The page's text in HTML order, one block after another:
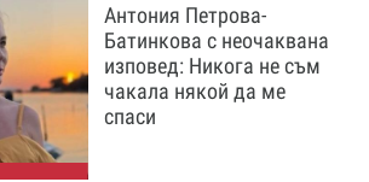
Антония Петрова-
Батинкова с неочаквана
изповед: Никога не съм
чакала някой да ме
спаси